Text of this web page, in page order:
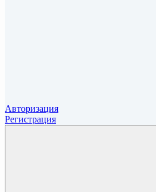
Авторизация
Регистрация